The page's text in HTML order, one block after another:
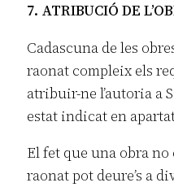
7. ATRIBUCIÓ DE
Cadascuna de les
raonat compleix els
atribuir-ne l’autoria a
estat indicat en
El fet que una obra
raonat pot deure’s a